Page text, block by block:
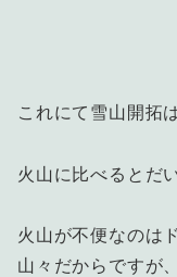
これにて雪山開拓
火山に比べるとだ
火山が不便なのは
山々だからですが